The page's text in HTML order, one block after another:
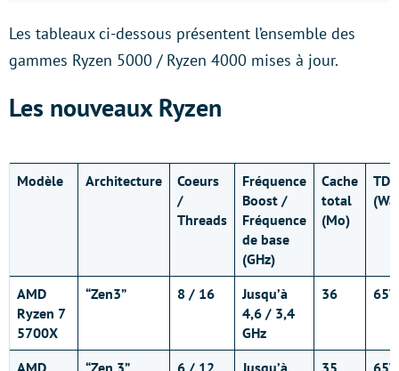
Les tableaux ci-dessous présentent l’ensemble des
gammes Ryzen 5000 / Ryzen 4000 mises à jour.
Les nouveaux Ryzen
Modèle Architecture
Coeurs
/
Threads
Fréquence
Boost /
Fréquence
de base
(GHz)
Cache
total
(Mo)
TDP
AMD
Ryzen 7
5700X
“Zen3” 8 / 16
Jusqu’à
4,6 / 3,4
GHz
36
AMD “Zen 3” 6 / 12 Jusqu’à 35